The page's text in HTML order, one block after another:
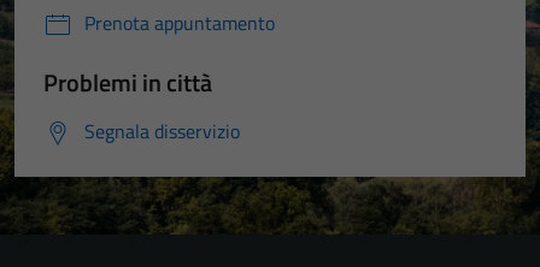
Prenota appuntamento
Problemi in città
Segnala disservizio